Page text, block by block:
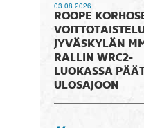
03.08.2026
ROOPE
JYVÄSKYLÄN
RALLIN WRC2-
LUOKASSA
ULOSAJOON